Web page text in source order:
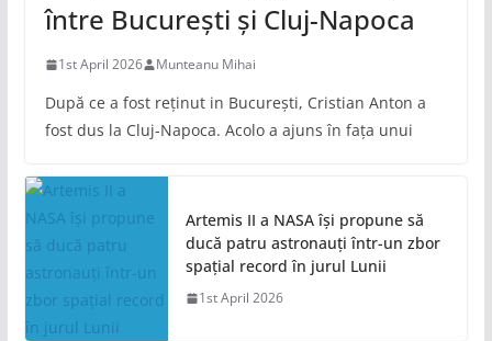
între București și Cluj-Napoca
1st April 2026 Munteanu Mihai
După ce a fost reținut in București, Cristian Anton a
fost dus la Cluj-Napoca. Acolo a ajuns în fața unui
Artemis II a NASA își propune să
ducă patru astronauți într-un zbor
spațial record în jurul Lunii
1st April 2026